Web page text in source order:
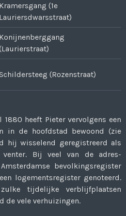
Kramersgang (1e
Lauriersdwarsstraat)
Konijnenberggang
(Rozenstraat)
heeft Pieter vervolgens een
in de hoofdstad bewoond (zie
hij wisselend geregi­streerd als
venter. Bij veel van de adres­
bevol­kingsregister
logementsregister genoteerd.
tijdelijke verblijfplaatsen
de vele verhuizingen.